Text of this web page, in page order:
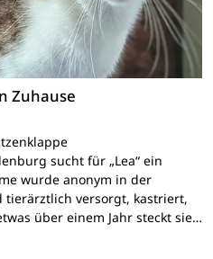
Zuhause
sucht für „Lea“ ein
wurde anonym in der
tierärztlich versorgt, kastriert,
über einem Jahr steckt sie…